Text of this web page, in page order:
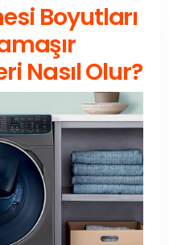
Boyutları
Nasıl Olur?